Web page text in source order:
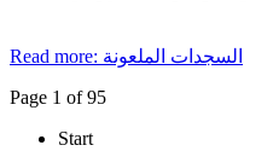
Read more: السجدات الملعونة
Page 1 of 95
Start